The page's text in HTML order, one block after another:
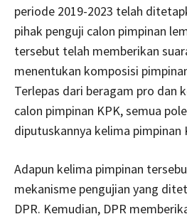
periode 2019-2023 telah
pihak penguji calon pimpinan
tersebut telah memberikan
menentukan komposisi
Terlepas dari beragam pro dan
calon pimpinan KPK, semua
diputuskannya kelima pimpinan
Adapun kelima pimpinan
mekanisme pengujian yang
DPR. Kemudian, DPR